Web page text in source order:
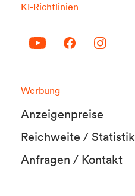
KI-Richtlinien
Werbung
Anzeigenpreise
Reichweite / Statistik
Anfragen / Kontakt